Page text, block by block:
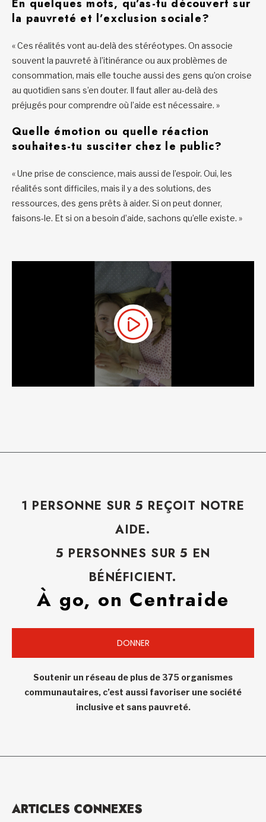
En quelques mots, qu’as-tu découvert sur
la pauvreté et l’exclusion sociale?
« Ces réalités vont au-delà des stéréotypes. On associe
souvent la pauvreté à l’itinérance ou aux problèmes de
consommation, mais elle touche aussi des gens qu’on croise
au quotidien sans s’en douter. Il faut aller au-delà des
préjugés pour comprendre où l’aide est nécessaire. »
Quelle émotion ou quelle réaction
souhaites-tu susciter chez le public?
« Une prise de conscience, mais aussi de l’espoir. Oui, les
réalités sont difficiles, mais il y a des solutions, des
ressources, des gens prêts à aider. Si on peut donner,
faisons-le. Et si on a besoin d’aide, sachons qu’elle existe. »
1 PERSONNE SUR 5 REÇOIT NOTRE
AIDE.
5 PERSONNES SUR 5 EN
BÉNÉFICIENT.
À go, on Centraide
DONNER
Soutenir un réseau de plus de 375 organismes
communautaires, c’est aussi favoriser une société
inclusive et sans pauvreté.
ARTICLES CONNEXES